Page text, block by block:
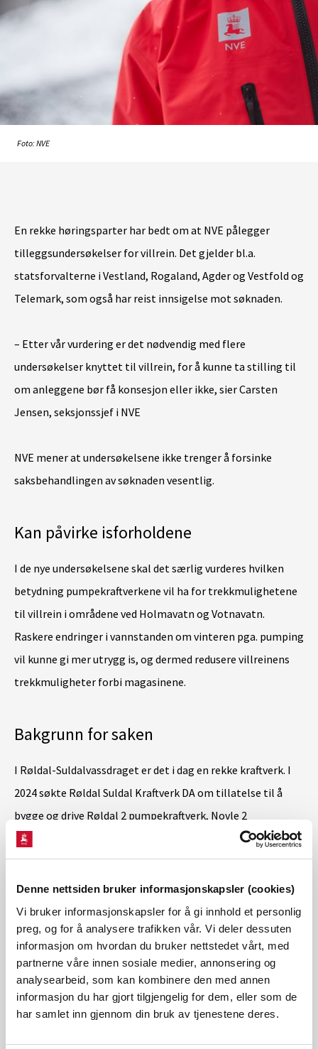
Denne nettsiden bruker informasjonskapsler (cookies)
Vi bruker informasjonskapsler for å gi innhold et personlig
preg, og for å analysere trafikken vår. Vi deler dessuten
informasjon om hvordan du bruker nettstedet vårt, med
partnerne våre innen sosiale medier, annonsering og
analysearbeid, som kan kombinere den med annen
informasjon du har gjort tilgjengelig for dem, eller som de
har samlet inn gjennom din bruk av tjenestene deres.
Foto: NVE
En rekke høringsparter har bedt om at NVE pålegger
tilleggsundersøkelser for villrein. Det gjelder bl.a.
statsforvalterne i Vestland, Rogaland, Agder og Vestfold og
Telemark, som også har reist innsigelse mot søknaden.
– Etter vår vurdering er det nødvendig med flere
undersøkelser knyttet til villrein, for å kunne ta stilling til
om anleggene bør få konsesjon eller ikke, sier Carsten
Jensen, seksjonssjef i NVE
NVE mener at undersøkelsene ikke trenger å forsinke
saksbehandlingen av søknaden vesentlig.
Kan påvirke isforholdene
I de nye undersøkelsene skal det særlig vurderes hvilken
betydning pumpekraftverkene vil ha for trekkmulighetene
til villrein i områdene ved Holmavatn og Votnavatn.
Raskere endringer i vannstanden om vinteren pga. pumping
vil kunne gi mer utrygg is, og dermed redusere villreinens
trekkmuligheter forbi magasinene.
Bakgrunn for saken
I Røldal-Suldalvassdraget er det i dag en rekke kraftverk. I
2024 søkte Røldal Suldal Kraftverk DA om tillatelse til å
bygge og drive Røldal 2 pumpekraftverk, Novle 2
pumpekraftverk, Kvanndal 2 pumpekraftverk, Suldal 2B
kraftverk og Nordmork kraftverk. Kraftverkene vil utnytte de
samme reguleringsmagasinene som de eksisterende
kraftverkene, men vil gi mer fleksibel kraftproduksjon.
Kontakt
Jakob Fjellanger, senioringeniør
tlf. 414 57 564
Håkon Berg Sundet, seniorrådgiver